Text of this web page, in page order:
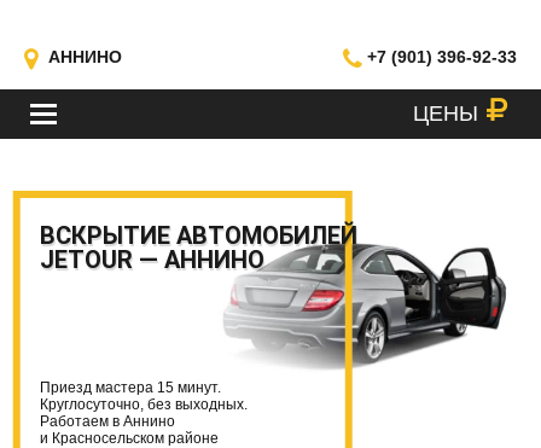
АННИНО +7 (901) 396-92-33
МЕНЮ ЦЕНЫ
ВСКРЫТИЕ АВТОМОБИЛЕЙ
JETOUR — АННИНО
Приезд мастера 15 минут.
Круглосуточно, без выходных.
Работаем в Аннино
и Красносельском районе